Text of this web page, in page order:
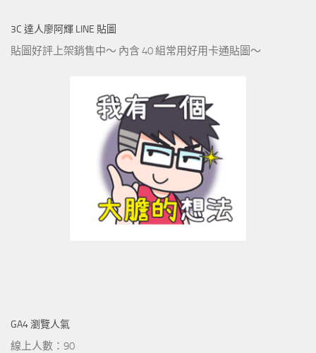
3C 達人廖阿輝 LINE 貼圖
貼圖好評上架銷售中～ 內含 40 組常用好用卡通貼圖～
GA4 瀏覽人氣
線上人數：90